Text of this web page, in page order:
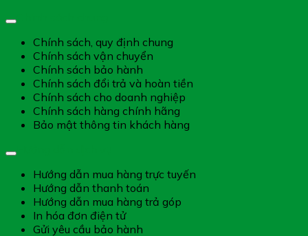
Chính sách, quy định chung
Chính sách vận chuyển
Chính sách bảo hành
Chính sách đổi trả và hoàn tiền
Chính sách cho doanh nghiệp
Chính sách hàng chính hãng
Bảo mật thông tin khách hàng
Hướng dẫn mua hàng trực tuyến
Hướng dẫn thanh toán
Hướng dẫn mua hàng trả góp
In hóa đơn điện tử
Gửi yêu cầu bảo hành